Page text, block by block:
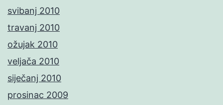
svibanj 2010
travanj 2010
ožujak 2010
veljača 2010
siječanj 2010
prosinac 2009